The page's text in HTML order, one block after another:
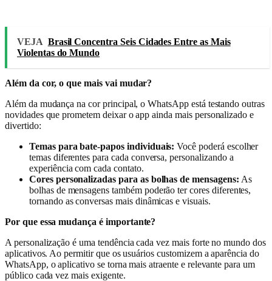
VEJA Brasil Concentra Seis Cidades Entre as Mais
Violentas do Mundo
Além da cor, o que mais vai mudar?
Além da mudança na cor principal, o WhatsApp está testando outras
novidades que prometem deixar o app ainda mais personalizado e
divertido:
Temas para bate-papos individuais: Você poderá escolher
temas diferentes para cada conversa, personalizando a
experiência com cada contato.
Cores personalizadas para as bolhas de mensagens: As
bolhas de mensagens também poderão ter cores diferentes,
tornando as conversas mais dinâmicas e visuais.
Por que essa mudança é importante?
A personalização é uma tendência cada vez mais forte no mundo dos
aplicativos. Ao permitir que os usuários customizem a aparência do
WhatsApp, o aplicativo se torna mais atraente e relevante para um
público cada vez mais exigente.